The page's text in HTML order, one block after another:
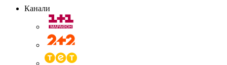
Канали